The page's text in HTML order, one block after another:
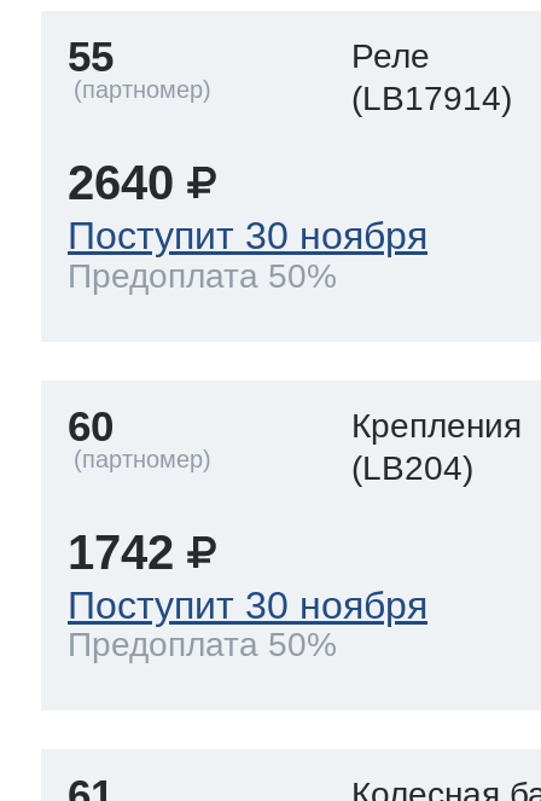
55
Реле
(LB17914)
2640
Поступит 30 ноября
Предоплата 50%
60
Крепления
(LB204)
1742
Поступит 30 ноября
Предоплата 50%